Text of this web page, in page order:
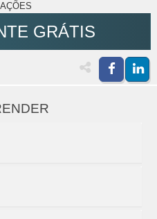
GRÁTIS